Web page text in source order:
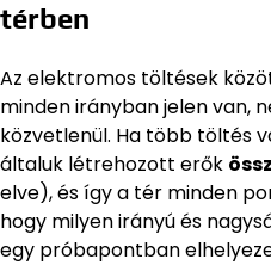
térben
Az elektromos töltések
minden irányban jelen van,
közvetlenül. Ha több töltés
általuk létrehozott erők
elve), és így a tér minden
hogy milyen irányú és
egy próbapontban